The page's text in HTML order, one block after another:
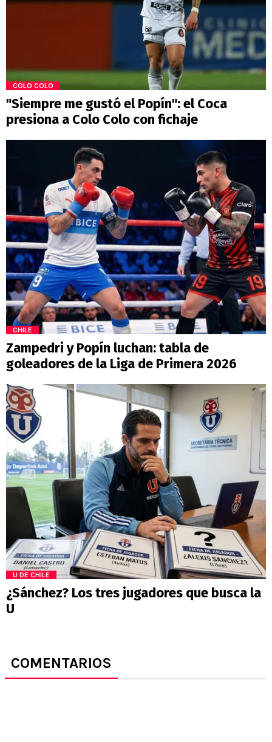
COLO COLO
"Siempre me gustó el Popín": el Coca
presiona a Colo Colo con fichaje
CHILE
Zampedri y Popín luchan: tabla de
goleadores de la Liga de Primera 2026
U DE CHILE
¿Sánchez? Los tres jugadores que busca la
U
COMENTARIOS